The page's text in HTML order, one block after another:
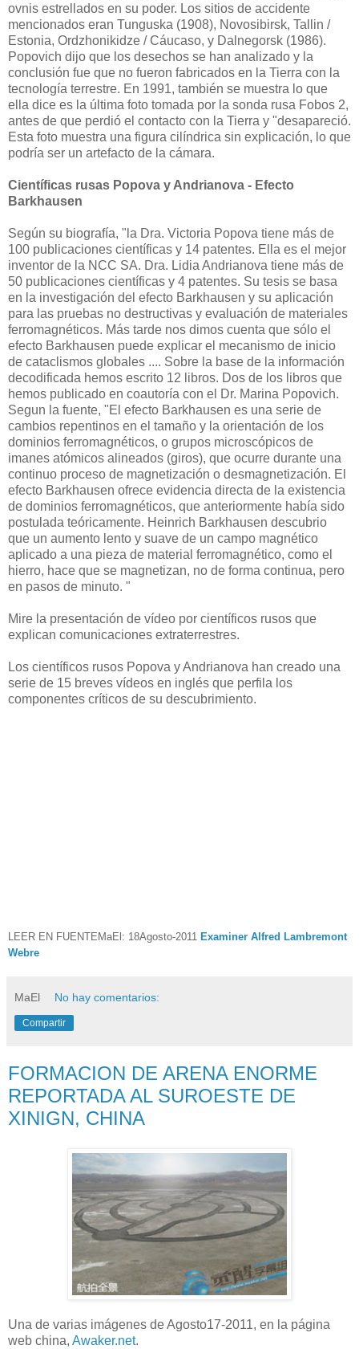
ovnis estrellados en su poder. Los sitios de accidente
mencionados eran Tunguska (1908), Novosibirsk, Tallin /
Estonia, Ordzhonikidze / Cáucaso, y Dalnegorsk (1986).
Popovich dijo que los desechos se han analizado y la
conclusión fue que no fueron fabricados en la Tierra con la
tecnología terrestre. En 1991, también se muestra lo que
ella dice es la última foto tomada por la sonda rusa Fobos 2,
antes de que perdió el contacto con la Tierra y "desapareció.
Esta foto muestra una figura cilíndrica sin explicación, lo que
podría ser un artefacto de la cámara.
Científicas rusas Popova y Andrianova - Efecto
Barkhausen
Según su biografía, "la Dra. Victoria Popova tiene más de
100 publicaciones científicas y 14 patentes. Ella es el mejor
inventor de la NCC SA. Dra. Lidia Andrianova tiene más de
50 publicaciones científicas y 4 patentes. Su tesis se basa
en la investigación del efecto Barkhausen y su aplicación
para las pruebas no destructivas y evaluación de materiales
ferromagnéticos. Más tarde nos dimos cuenta que sólo el
efecto Barkhausen puede explicar el mecanismo de inicio
de cataclismos globales .... Sobre la base de la información
decodificada hemos escrito 12 libros. Dos de los libros que
hemos publicado en coautoría con el Dr. Marina Popovich.
Segun la fuente, "El efecto Barkhausen es una serie de
cambios repentinos en el tamaño y la orientación de los
dominios ferromagnéticos, o grupos microscópicos de
imanes atómicos alineados (giros), que ocurre durante una
continuo proceso de magnetización o desmagnetización. El
efecto Barkhausen ofrece evidencia directa de la existencia
de dominios ferromagnéticos, que anteriormente había sido
postulada teóricamente. Heinrich Barkhausen descubrio
que un aumento lento y suave de un campo magnético
aplicado a una pieza de material ferromagnético, como el
hierro, hace que se magnetizan, no de forma continua, pero
en pasos de minuto. "
Mire la presentación de vídeo por científicos rusos que
explican comunicaciones extraterrestres.
Los científicos rusos Popova y Andrianova han creado una
serie de 15 breves vídeos en inglés que perfila los
componentes críticos de su descubrimiento.
LEER EN FUENTEMaEl: 18Agosto-2011 Examiner Alfred Lambremont
Webre
MaEl No hay comentarios:
Compartir
FORMACION DE ARENA ENORME
REPORTADA AL SUROESTE DE
XINIGN, CHINA
Una de varias imágenes de Agosto17-2011, en ​​la página
web china, Awaker.net.